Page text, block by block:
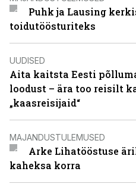
Puhk ja Lausing
toidutöösturiteks
UUDISED
Aita kaitsta Eesti
loodust – ära too reisilt
„kaasreisijaid“
MAJANDUSTULEMUSED
Arke Lihatööstuse
kaheksa korra